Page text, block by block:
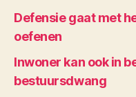
Defensie gaat met
oefenen
Inwoner kan ook in
bestuursdwang